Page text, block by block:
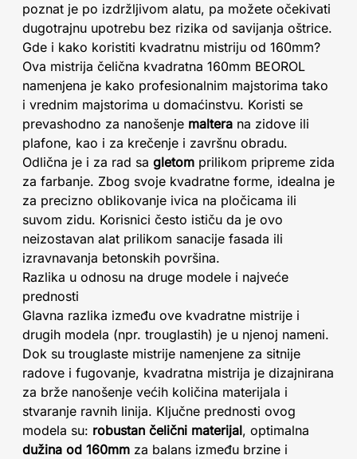
poznat je po izdržljivom alatu, pa možete očekivati
dugotrajnu upotrebu bez rizika od savijanja oštrice.
Gde i kako koristiti kvadratnu mistriju od 160mm?
Ova mistrija čelična kvadratna 160mm BEOROL
namenjena je kako profesionalnim majstorima tako
i vrednim majstorima u domaćinstvu. Koristi se
prevashodno za nanošenje maltera na zidove ili
plafone, kao i za krečenje i završnu obradu.
Odlična je i za rad sa gletom prilikom pripreme zida
za farbanje. Zbog svoje kvadratne forme, idealna je
za precizno oblikovanje ivica na pločicama ili
suvom zidu. Korisnici često ističu da je ovo
neizostavan alat prilikom sanacije fasada ili
izravnavanja betonskih površina.
Razlika u odnosu na druge modele i najveće
prednosti
Glavna razlika između ove kvadratne mistrije i
drugih modela (npr. trouglastih) je u njenoj nameni.
Dok su trouglaste mistrije namenjene za sitnije
radove i fugovanje, kvadratna mistrija je dizajnirana
za brže nanošenje većih količina materijala i
stvaranje ravnih linija. Ključne prednosti ovog
modela su: robustan čelični materijal, optimalna
dužina od 160mm za balans između brzine i